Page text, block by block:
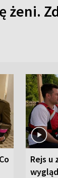
żeni.
Rejs u